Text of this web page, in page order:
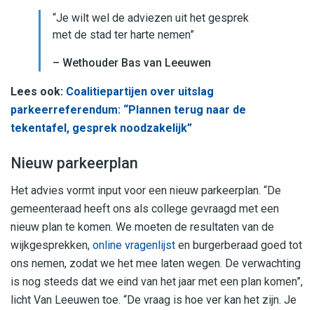
“Je wilt wel de adviezen uit het gesprek
met de stad ter harte nemen”
– Wethouder Bas van Leeuwen
Lees ook: Coalitiepartijen over uitslag
parkeerreferendum: “Plannen terug naar de
tekentafel, gesprek noodzakelijk”
Nieuw parkeerplan
Het advies vormt input voor een nieuw parkeerplan. “De
gemeenteraad heeft ons als college gevraagd met een
nieuw plan te komen. We moeten de resultaten van de
wijkgesprekken, online vragenlijst en burgerberaad goed tot
ons nemen, zodat we het mee laten wegen. De verwachting
is nog steeds dat we eind van het jaar met een plan komen”,
licht Van Leeuwen toe. “De vraag is hoe ver kan het zijn. Je